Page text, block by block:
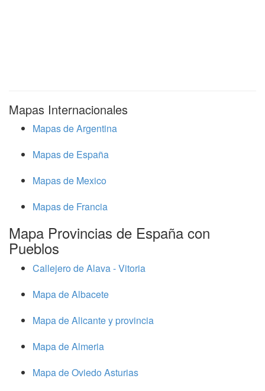
Mapas Internacionales
Mapas de Argentina
Mapas de España
Mapas de Mexico
Mapas de Francia
Mapa Provincias de España con
Pueblos
Callejero de Alava - Vitoria
Mapa de Albacete
Mapa de Alicante y provincia
Mapa de Almeria
Mapa de Oviedo Asturias